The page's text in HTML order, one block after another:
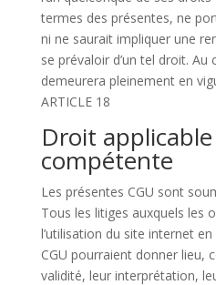
termes des présentes, ne
ni ne saurait impliquer une
se prévaloir d’un tel droit.
demeurera pleinement en
ARTICLE 18
Droit
compétente
Les présentes CGU sont
Tous les litiges auxquels les
l’utilisation du site internet
CGU pourraient donner lieu,
validité, leur interprétation,